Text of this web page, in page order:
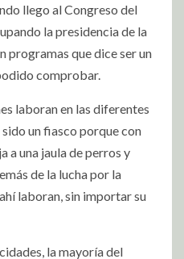
llego al Congreso del
la presidencia de la
programas que dice ser un
comprobar.
laboran en las diferentes
un fiasco porque con
a una jaula de perros y
de la lucha por la
laboran, sin importar su
la mayoría del